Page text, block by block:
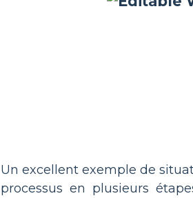
Un excellent exemple de
processus en plusieurs